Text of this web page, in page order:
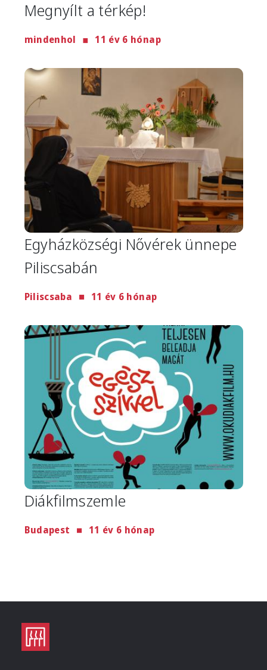
Megnyílt a térkép!
mindenhol 11 év 6 hónap
Image
Egyházközségi Nővérek ünnepe
Piliscsabán
Piliscsaba 11 év 6 hónap
Image
Diákfilmszemle
Budapest 11 év 6 hónap